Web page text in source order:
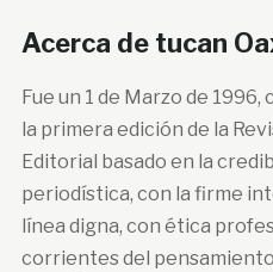
Acerca de tucan
Fue un 1 de Marzo de 1996,
la primera edición de la
Editorial basado en la
periodística, con la firme
línea digna, con ética
corrientes del